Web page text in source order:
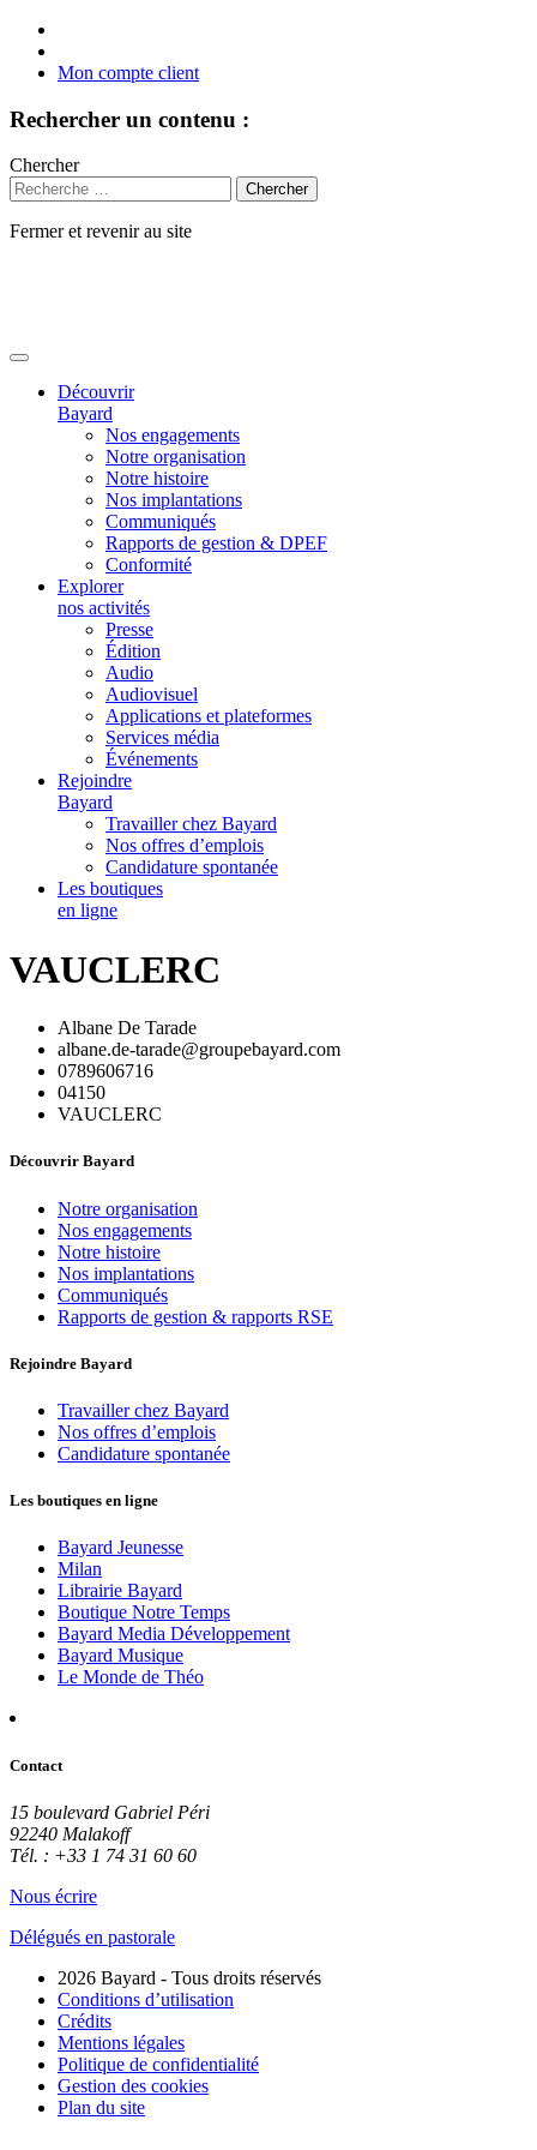
Mon compte client
Rechercher un contenu :
Chercher
Fermer et revenir au site
Découvrir
Bayard
Nos engagements
Notre organisation
Notre histoire
Nos implantations
Communiqués
Rapports de gestion & DPEF
Conformité
Explorer
nos activités
Presse
Édition
Audio
Audiovisuel
Applications et plateformes
Services média
Événements
Rejoindre
Bayard
Travailler chez Bayard
Nos offres d’emplois
Candidature spontanée
Les boutiques
en ligne
VAUCLERC
Albane De Tarade
albane.de-tarade@groupebayard.com
0789606716
04150
VAUCLERC
Découvrir Bayard
Notre organisation
Nos engagements
Notre histoire
Nos implantations
Communiqués
Rapports de gestion & rapports RSE
Rejoindre Bayard
Travailler chez Bayard
Nos offres d’emplois
Candidature spontanée
Les boutiques en ligne
Bayard Jeunesse
Milan
Librairie Bayard
Boutique Notre Temps
Bayard Media Développement
Bayard Musique
Le Monde de Théo
Contact
15 boulevard Gabriel Péri
92240 Malakoff
Tél. : +33 1 74 31 60 60
Nous écrire
Délégués en pastorale
2026 Bayard - Tous droits réservés
Conditions d’utilisation
Crédits
Mentions légales
Politique de confidentialité
Gestion des cookies
Plan du site